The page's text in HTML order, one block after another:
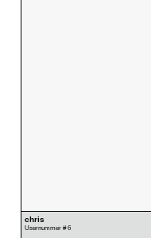
chris
Usernummer # 6